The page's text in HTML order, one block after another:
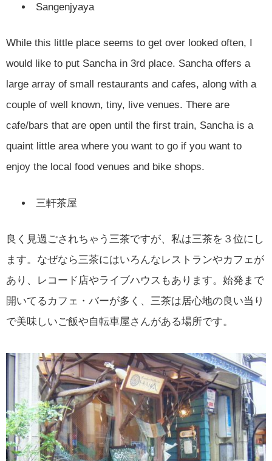
Sangenjyaya
While this little place seems to get over looked often, I
would like to put Sancha in 3rd place. Sancha offers a
large array of small restaurants and cafes, along with a
couple of well known, tiny, live venues. There are
cafe/bars that are open until the first train, Sancha is a
quaint little area where you want to go if you want to
enjoy the local food venues and bike shops.
三軒茶屋
良く見過ごされちゃう三茶ですが、私は三茶を３位にし
ます。なぜなら三茶にはいろんなレストランやカフェが
あり、レコード店やライブハウスもあります。始発まで
開いてるカフェ・バーが多く、三茶は居心地の良い当り
で美味しいご飯や自転車屋さんがある場所です。